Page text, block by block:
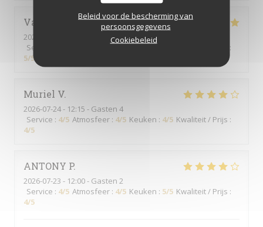
Beleid voor de bescherming van
persoonsgegevens
Cookiebeleid
Valérie
2026-07-27
- 12:15 - Gasten 5
Service
:5/5 Keuken:
:
5/5
Muriel V
2026-07-24- 12:15 - Gasten 4
Service : 4/5 Atmosfeer : 4/5 Keuken : 4/5 Kwaliteit / Prijs :
4/5
ANTONY P
2026-07-23 - 12:00 - Gasten 2
Service : 4/5 Atmosfeer : 4/5 Keuken : 5/5 Kwaliteit / Prijs :
4/5